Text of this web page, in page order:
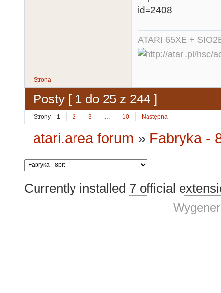
ATARI 65XE +
Strona
Posty [ 1 do 25 z 244 ]
Strony 1 2 3 … 10 Następna
atari.area forum » Fabryka -
Currently installed 7 official